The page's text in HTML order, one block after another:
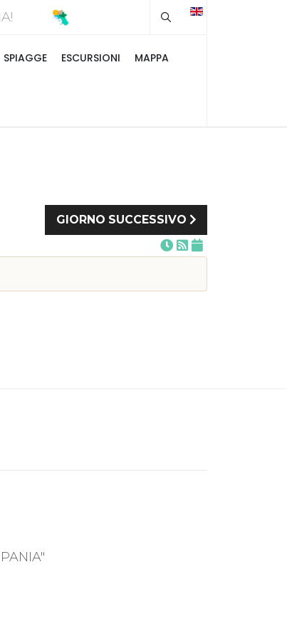
Type 2 or more
SPIAGGE ESCURSIONI MAPPA
GIORNO SUCCESSIVO